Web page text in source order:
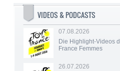
VIDEOS & PODCASTS
07.08.2026
Die Highlight-Videos
France Femmes
26.07.2026